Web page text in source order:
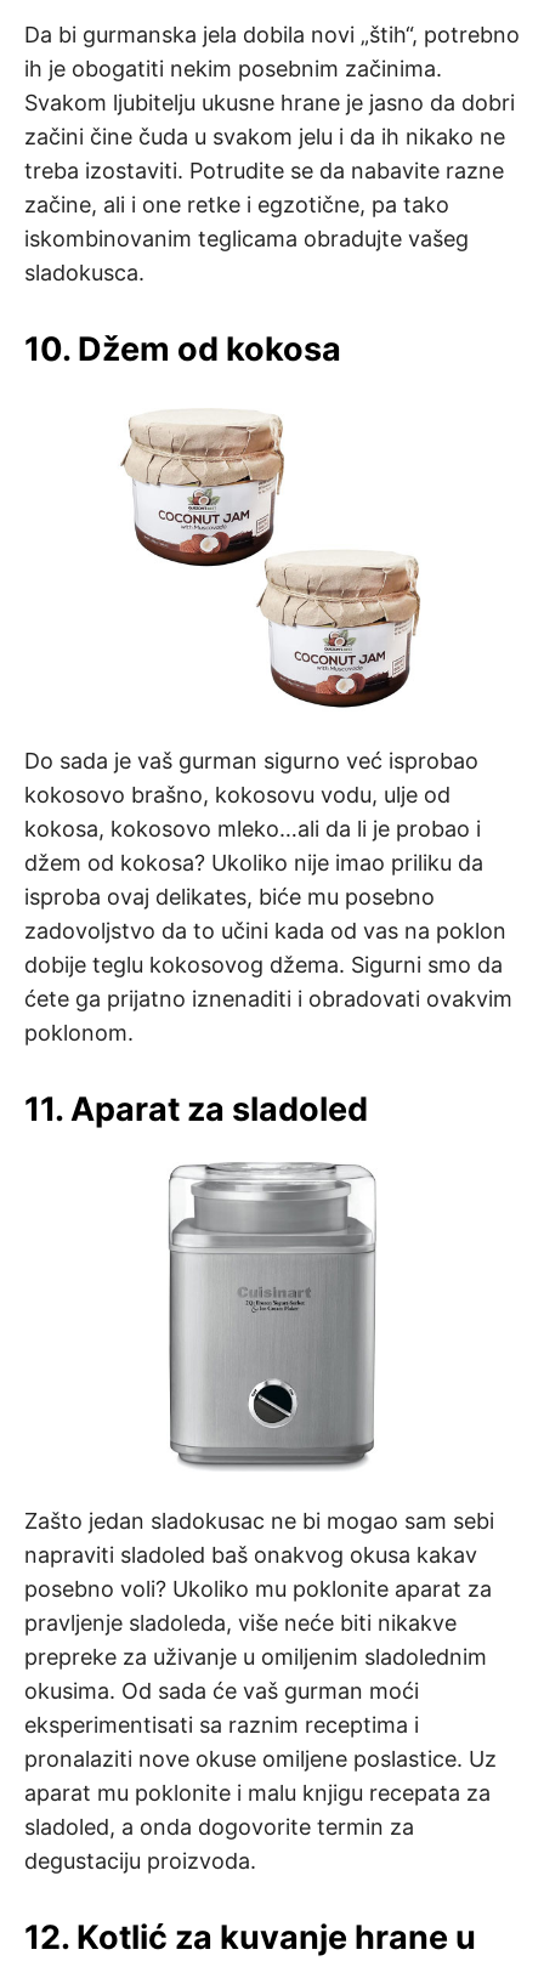
Da bi gurmanska jela dobila novi „štih“, potrebno
ih je obogatiti nekim posebnim začinima.
Svakom ljubitelju ukusne hrane je jasno da dobri
začini čine čuda u svakom jelu i da ih nikako ne
treba izostaviti. Potrudite se da nabavite razne
začine, ali i one retke i egzotične, pa tako
iskombinovanim teglicama obradujte vašeg
sladokusca.
10. Džem od kokosa
Do sada je vaš gurman sigurno već isprobao
kokosovo brašno, kokosovu vodu, ulje od
kokosa, kokosovo mleko…ali da li je probao i
džem od kokosa? Ukoliko nije imao priliku da
isproba ovaj delikates, biće mu posebno
zadovoljstvo da to učini kada od vas na poklon
dobije teglu kokosovog džema. Sigurni smo da
ćete ga prijatno iznenaditi i obradovati ovakvim
poklonom.
11. Aparat za sladoled
Zašto jedan sladokusac ne bi mogao sam sebi
napraviti sladoled baš onakvog okusa kakav
posebno voli? Ukoliko mu poklonite aparat za
pravljenje sladoleda, više neće biti nikakve
prepreke za uživanje u omiljenim sladolednim
okusima. Od sada će vaš gurman moći
eksperimentisati sa raznim receptima i
pronalaziti nove okuse omiljene poslastice. Uz
aparat mu poklonite i malu knjigu recepata za
sladoled, a onda dogovorite termin za
degustaciju proizvoda.
12. Kotlić za kuvanje hrane u